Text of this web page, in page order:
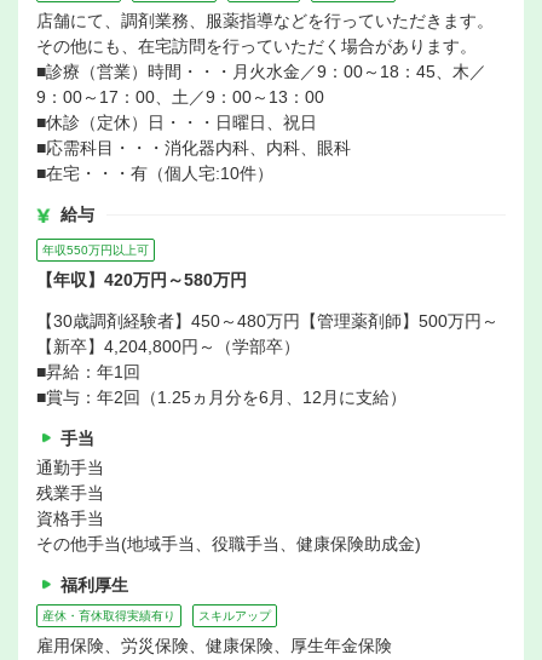
店舗にて、調剤業務、服薬指導などを行っていただきます。
その他にも、在宅訪問を行っていただく場合があります。
■診療（営業）時間・・・月火水金／9：00～18：45、木／
9：00～17：00、土／9：00～13：00
■休診（定休）日・・・日曜日、祝日
■応需科目・・・消化器内科、内科、眼科
■在宅・・・有（個人宅:10件）
給与
年収550万円以上可
【年収】420万円～580万円
【30歳調剤経験者】450～480万円【管理薬剤師】500万円～
【新卒】4,204,800円～（学部卒）
■昇給：年1回
■賞与：年2回（1.25ヵ月分を6月、12月に支給）
手当
通勤手当
残業手当
資格手当
その他手当(地域手当、役職手当、健康保険助成金)
福利厚生
産休・育休取得実績有り スキルアップ
雇用保険、労災保険、健康保険、厚生年金保険